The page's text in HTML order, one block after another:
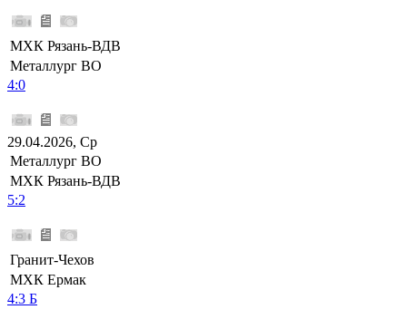
МХК Рязань-ВДВ
Металлург ВО
4:0
29.04.2026, Ср
Металлург ВО
МХК Рязань-ВДВ
5:2
Гранит-Чехов
МХК Ермак
4:3 Б